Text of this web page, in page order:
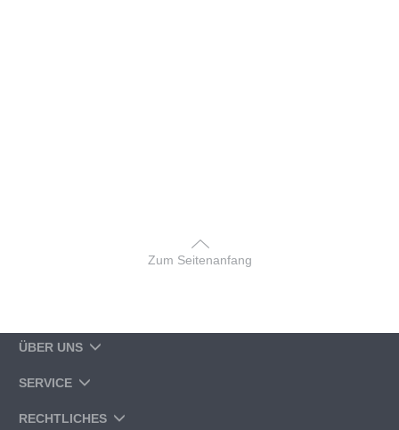
Zum Seitenanfang
ÜBER UNS
SERVICE
RECHTLICHES